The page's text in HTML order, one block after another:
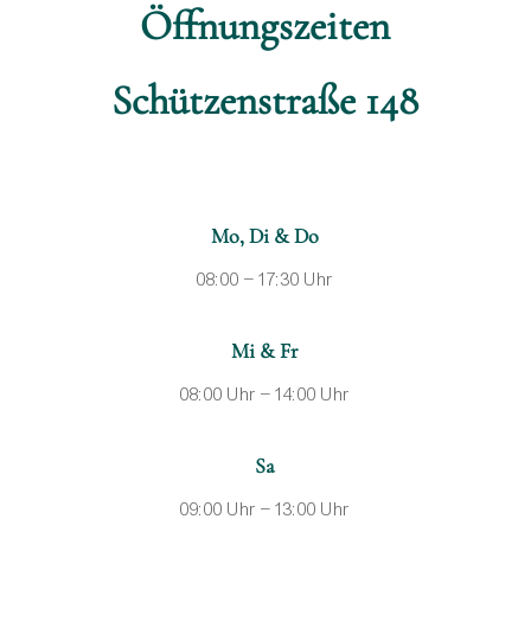
Öffnungszeiten
Schützenstraße 148
Mo, Di & Do
08:00 – 17:30 Uhr
Mi & Fr
08:00 Uhr – 14:00 Uhr
Sa
09:00 Uhr – 13:00 Uhr